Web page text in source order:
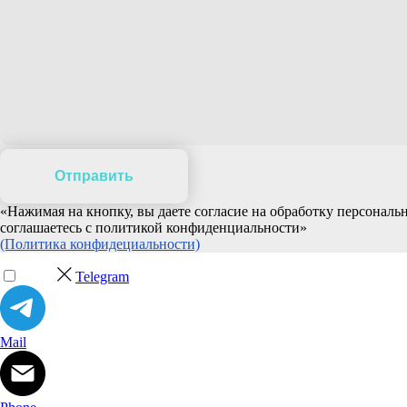
Отправить
«Нажимая на кнопку, вы даете согласие на обработку
соглашаетесь c политикой конфиденциальности»
(Политика конфидециальности)
Telegram
Mail